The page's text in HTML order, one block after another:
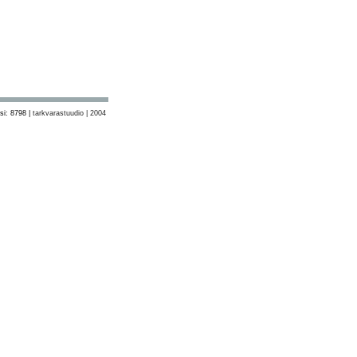
8798 | tarkvarastuudio | 2004